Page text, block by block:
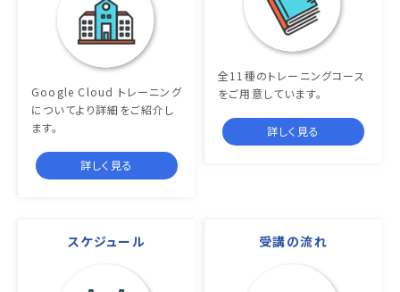
Google Cloud トレーニング
についてより詳細をご紹介し
ます。
詳しく見る
全11種のトレーニングコース
をご用意しています。
詳しく見る
スケジュール 受講の流れ